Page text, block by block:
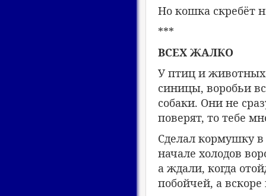
Но кошка скребёт
***
ВСЕХ ЖАЛКО
У птиц и животных
синицы, воробьи
собаки. Они не
поверят, то тебе
Сделал кормушку
начале холодов
а ждали, когда
побойчей, а